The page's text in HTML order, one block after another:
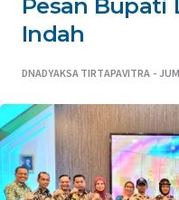
Pesan Bupati
Indah
DNADYAKSA TIRTAPAVITRA